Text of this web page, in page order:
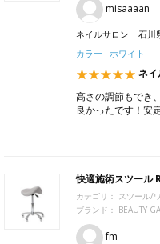
misaaaan
ネイルサロン
石川
カラー : ホワイト
ネイ
高さの調節もでき
良かったです！安
快適施術スツール
カテゴリ： スツール/
ブランド： BEAUTY
fm